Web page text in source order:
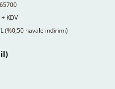
KDV
(%0,50 havale indirimi)